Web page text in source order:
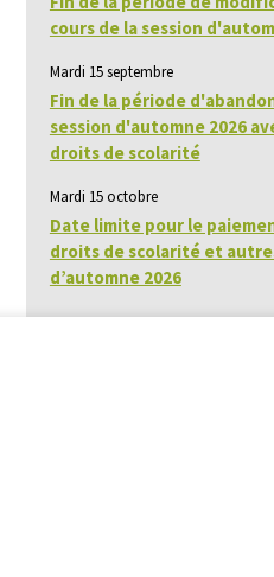
cours de la session
Mardi 15 septembre
Fin de la période
session d'automne 2026
droits de scolarité
Mardi 15 octobre
Date limite pour le
droits de scolarité et
d’automne 2026